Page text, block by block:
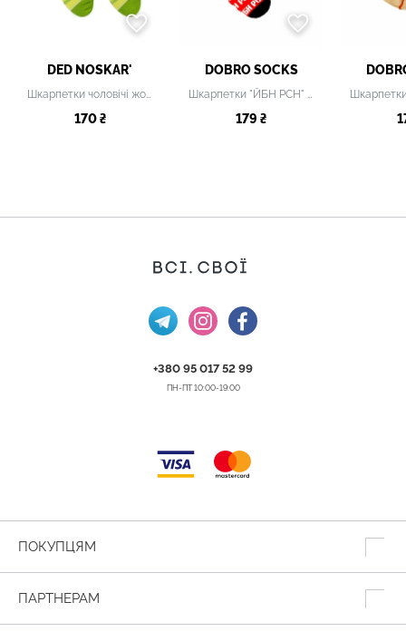
DED NOSKAR'
170 ₴
DOBRO SOCKS
179 ₴
+380 95 017 52 99
ПН-ПТ 10:00-19:00
ПОКУПЦЯМ
ПАРТНЕРАМ